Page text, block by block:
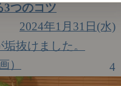
3つのコツ
2024年1月31日(水)
抜けました。
）
4